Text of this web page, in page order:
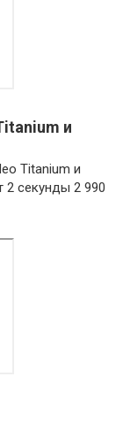
и
Titanium и
2 секунды 2 990